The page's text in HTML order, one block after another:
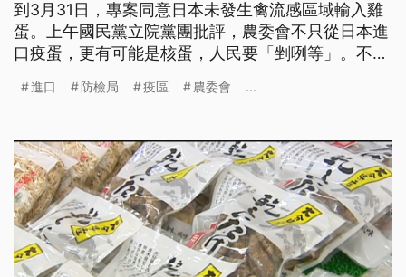
到3月31日，專案同意日本未發生禽流感區域輸入雞
蛋。上午國民黨立院黨團批評，農委會不只從日本進
口疫蛋，更有可能是核蛋，人民要「剉咧等」。不過
縣市的蛋。
進口 防檢局 疫區 農委會 ...